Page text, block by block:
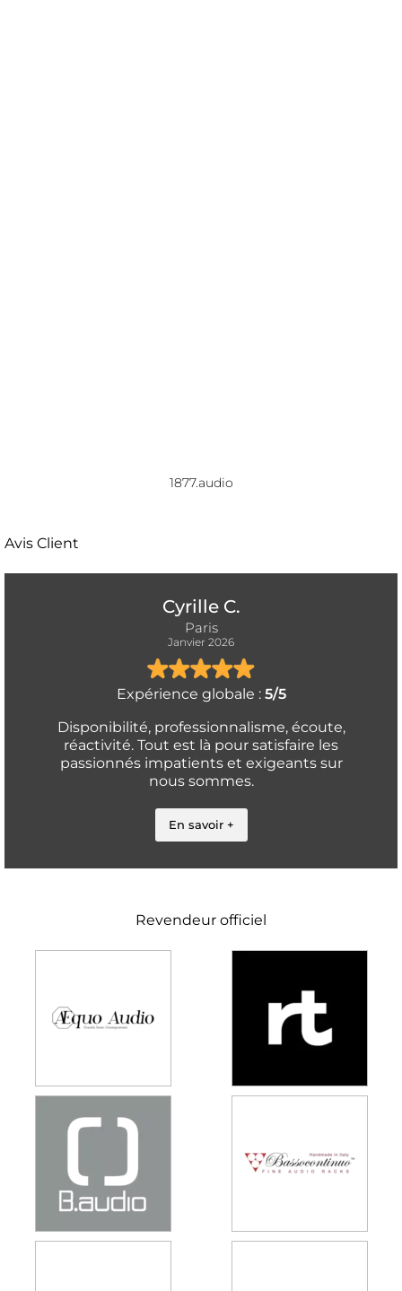
1877.audio
Avis Client
Cyrille C.
Paris
Janvier 2026
Expérience globale : 5/5
Disponibilité, professionnalisme, écoute,
réactivité. Tout est là pour satisfaire les
passionnés impatients et exigeants sur
nous sommes.
En savoir +
Revendeur officiel